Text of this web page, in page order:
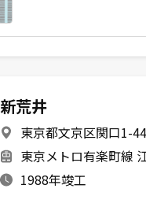
新荒井
東京都文京区関口1-
東京メトロ有楽町線
1988年竣工